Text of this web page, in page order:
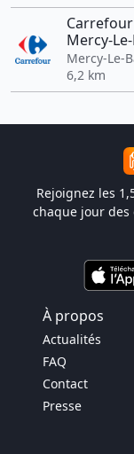
Mercy-
Mercy-Le-
6,2 km
Rejoignez les
chaque jour
À propos
Actualités
FAQ
Contact
Presse